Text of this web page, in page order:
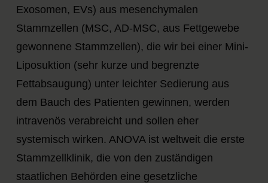
Exosomen, EVs) aus mesenchymalen
Stammzellen (MSC, AD-MSC, aus Fettgewebe
gewonnene Stammzellen), die wir bei einer Mini-
Liposuktion (sehr kurze und begrenzte
Fettabsaugung) unter leichter Sedierung aus
dem Bauch des Patienten gewinnen, werden
intravenös verabreicht und sollen eher
systemisch wirken. ANOVA ist weltweit die erste
Stammzellklinik, die von den zuständigen
staatlichen Behörden eine gesetzliche